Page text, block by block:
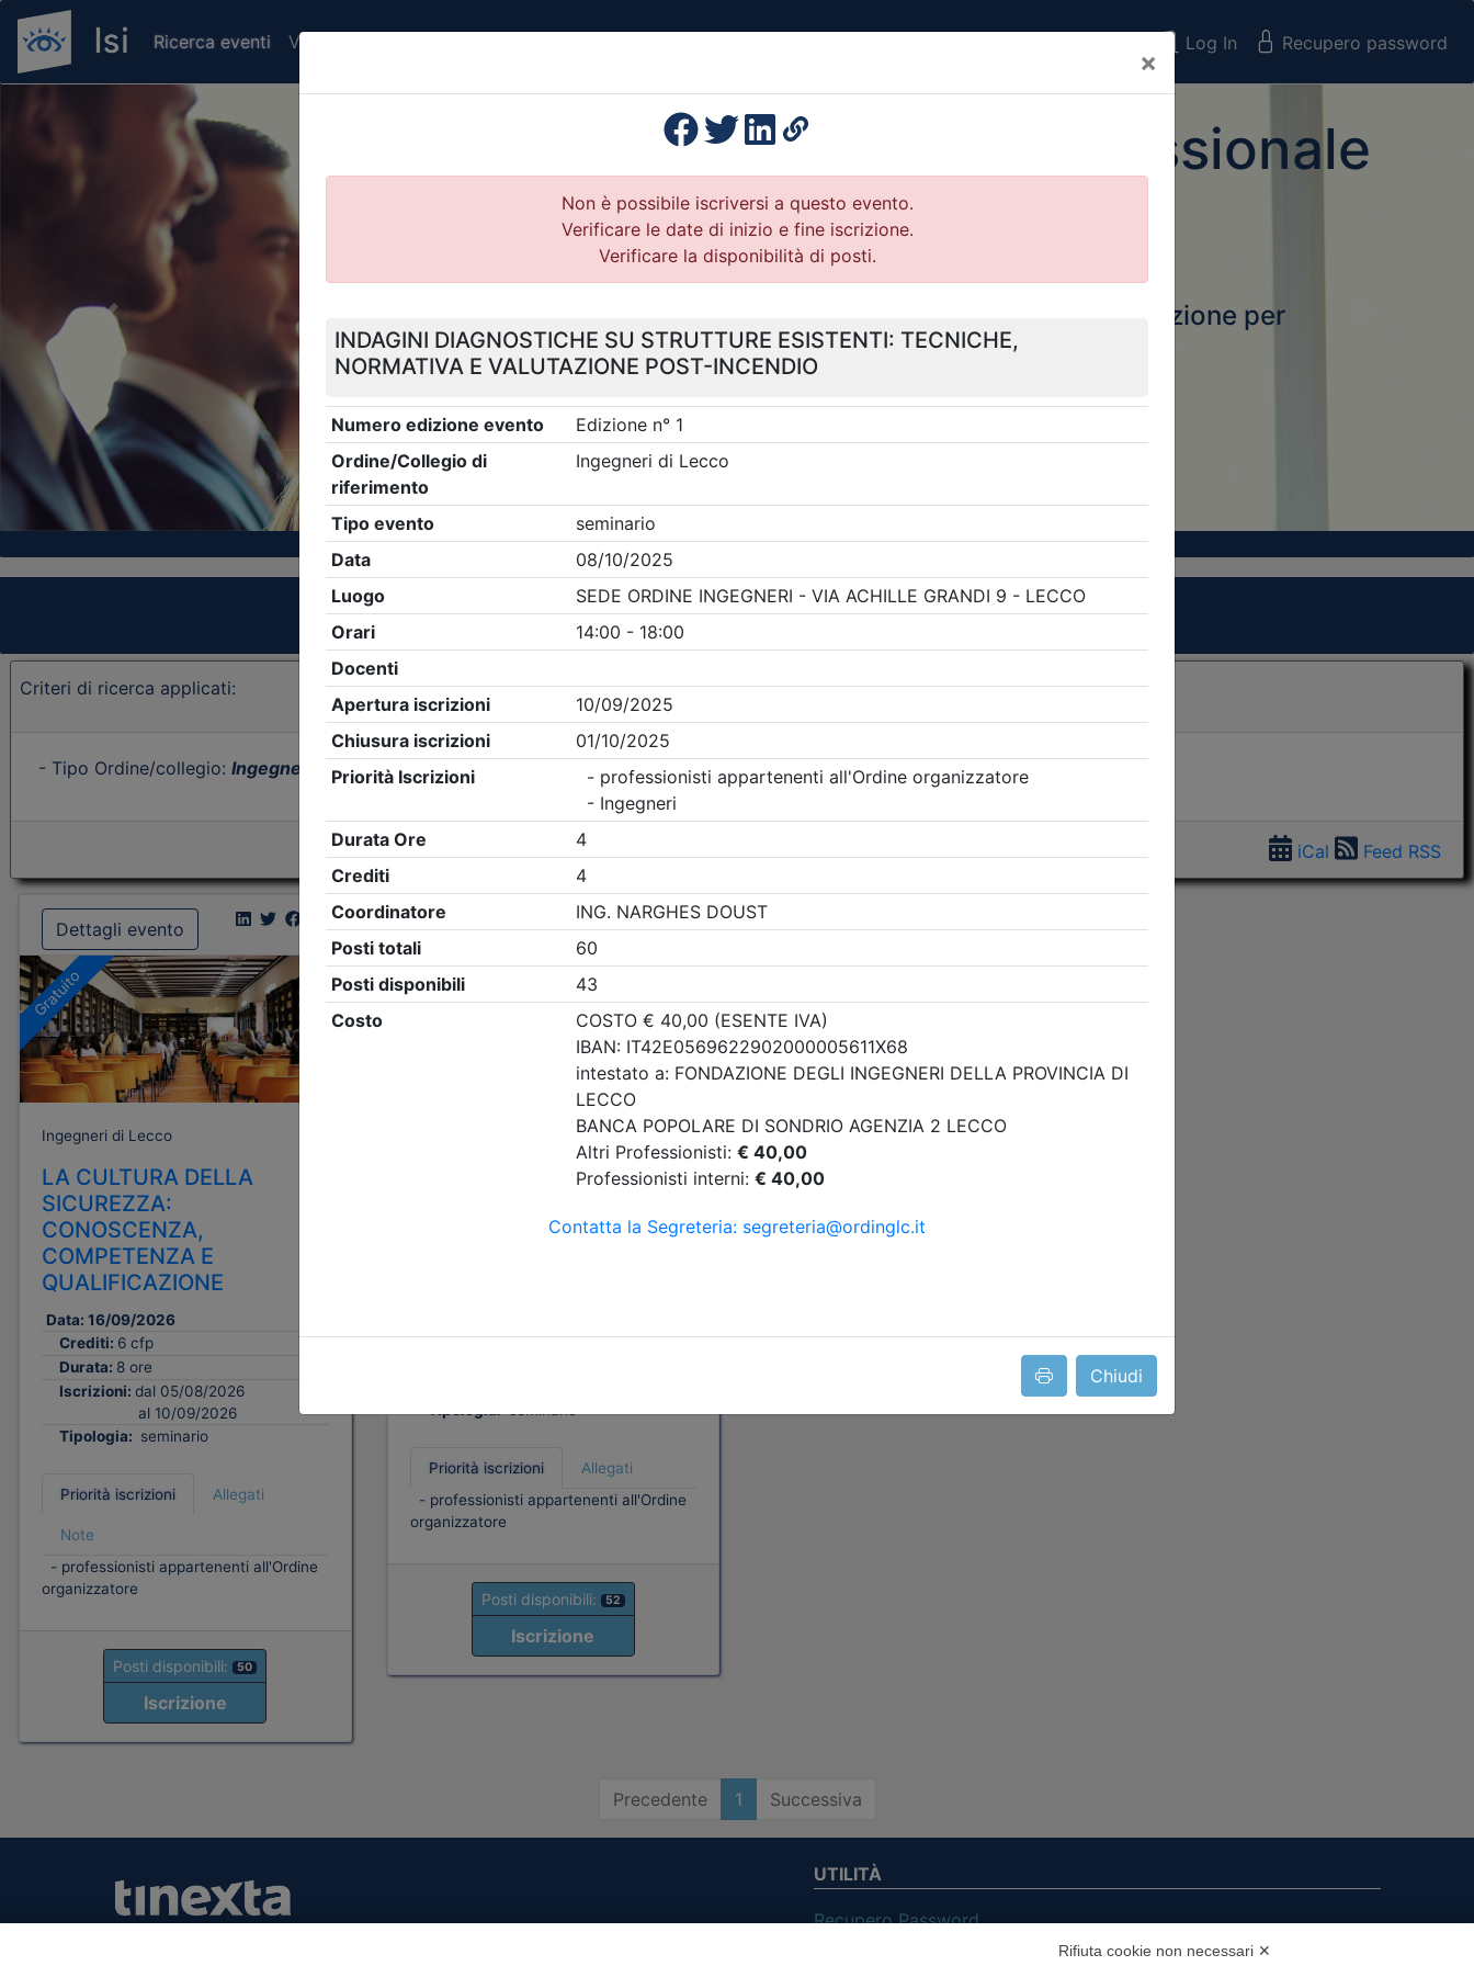
×
Chiudi
Ricerca eventi Verifica attestato di presenza Log In Recupero password
Formazione Professionale
Continua
Il portale della formazione per
Ordini e Collegi
Previous
Clicca qui - espandi la sezione dei filtri ricerca eventi
Criteri di ricerca applicati:
- Tipo Ordine/collegio: Ingegneri - Ordine: Lecco- Eventi in programma dal 7/8/2026
iCal Feed RSS
Dettagli evento
Gratuito
Ingegneri di Lecco
LA CULTURA DELLA
SICUREZZA:
CONOSCENZA,
COMPETENZA E
QUALIFICAZIONE
Data: 16/09/2026
Crediti: 6 cfp
Durata: 8 ore
Iscrizioni: dal 05/08/2026
al 10/09/2026
Tipologia: seminario
Priorità iscrizioni Allegati
Note
- professionisti appartenenti all'Ordine
organizzatore
Posti disponibili: 50
Iscrizione
Dettagli evento
A pagamento
PROGETTAZIONE DELLE
SICUREZZA, PRESTAZIONI
Durata:3 ore
Priorità iscrizioni
Allegati
- professionisti appartenenti all'Ordine
organizzatore
Posti disponibili: 52
Iscrizione
Precedente 1 Successiva
UTILITÀ
Recupero Password
Rifiuta cookie non necessari ✕